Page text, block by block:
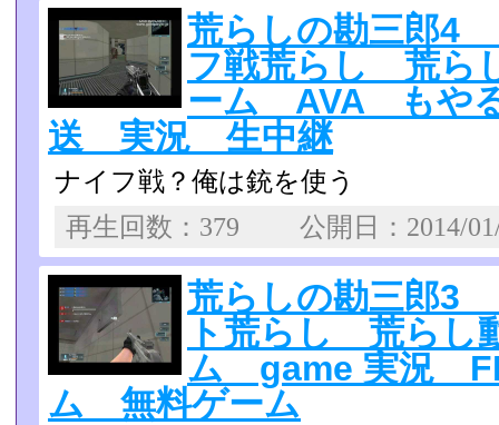
荒らしの勘三郎
フ戦荒らし 荒ら
ーム AVA もや
送 実況 生中継
ナイフ戦？俺は銃を使う
再生回数：379 公開日：
荒らしの勘三郎
ト荒らし 荒ら
ム game 実況
ム 無料ゲーム